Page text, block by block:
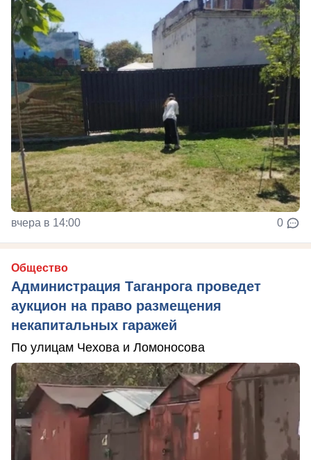
вчера в 14:00 0
Общество
Администрация Таганрога проведет
аукцион на право размещения
некапитальных гаражей
По улицам Чехова и Ломоносова